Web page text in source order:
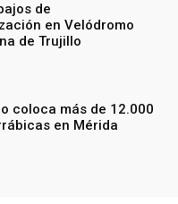
de
en Velódromo
de Trujillo
coloca más de 12.000
en Mérida